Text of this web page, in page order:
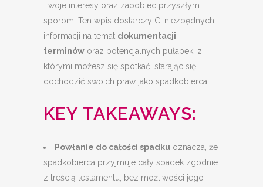
Twoje interesy oraz zapobiec przyszłym
sporom. Ten wpis dostarczy Ci niezbędnych
informacji na temat dokumentacji,
terminów oraz potencjalnych pułapek, z
którymi możesz się spotkać, starając się
dochodzić swoich praw jako spadkobierca.
KEY TAKEAWAYS:
Powłanie do całości spadku oznacza, że
spadkobierca przyjmuje cały spadek zgodnie
z treścią testamentu, bez możliwości jego